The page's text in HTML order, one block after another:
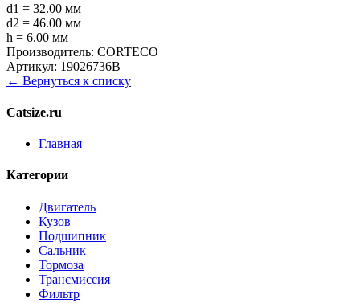
d1 = 32.00 мм
d2 = 46.00 мм
h = 6.00 мм
Производитель: CORTECO
Артикул: 19026736B
← Вернуться к списку
Catsize.ru
Главная
Категории
Двигатель
Кузов
Подшипник
Сальник
Тормоза
Трансмиссия
Фильтр